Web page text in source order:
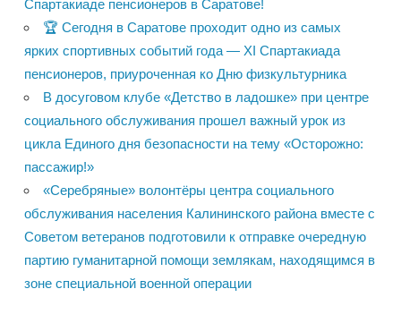
Спартакиаде пенсионеров в Саратове!
🏆 Сегодня в Саратове проходит одно из самых
ярких спортивных событий года — XI Спартакиада
пенсионеров, приуроченная ко Дню физкультурника
В досуговом клубе «Детство в ладошке» при центре
социального обслуживания прошел важный урок из
цикла Единого дня безопасности на тему «Осторожно:
пассажир!»
«Серебряные» волонтёры центра социального
обслуживания населения Калининского района вместе с
Советом ветеранов подготовили к отправке очередную
партию гуманитарной помощи землякам, находящимся в
зоне специальной военной операции